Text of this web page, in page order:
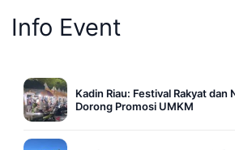
Info Event
Kadin Riau: Festival Rakyat dan
Dorong Promosi UMKM